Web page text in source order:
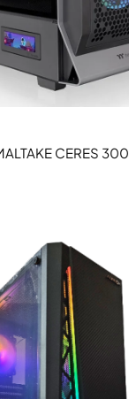
CERES 300